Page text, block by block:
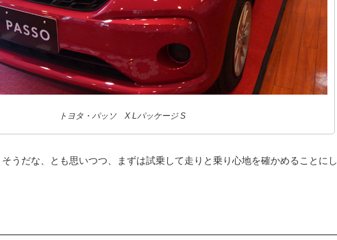
トヨタ・パッソ X Lパッケージ S
うだな、とも思いつつ、まずは試乗して走りと乗り心地を確かめることにし